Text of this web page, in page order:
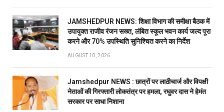
JAMSHEDPUR NEWS: शिक्षा विभाग की समीक्षा बैठक में
उपायुक्त राजीव रंजन सख्त, लंबित स्कूल भवन कार्य जल्द पूरा
करने और 70% उपस्थिति सुनिश्चित करने का निर्देश
AUGUST 10, 2026
Jamshedpur NEWS : छात्रों पर लाठीचार्ज और विपक्षी
नेताओं की गिरफ्तारी लोकतंत्र पर हमला, रघुवर दास ने हेमंत
सरकार पर साधा निशाना